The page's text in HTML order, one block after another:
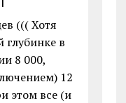
((( Хотя
глубинке в
8 000,
12
этом все (и